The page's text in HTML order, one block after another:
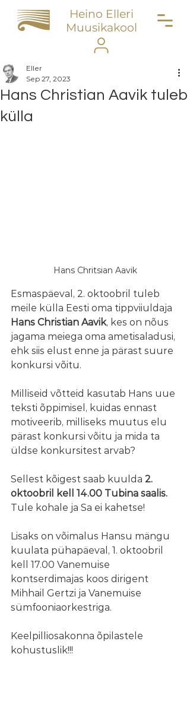
Heino Elleri
Muusikakool
Hans Christian Aavik tuleb
külla
Eller
Sep 27, 2023
Hans Chritsian Aavik
Esmaspäeval, 2. oktoobril tuleb
meile külla Eesti oma tippviiuldaja
Hans Christian Aavik, kes on nõus
jagama meiega oma ametisaladusi,
ehk siis elust enne ja pärast suure
konkursi võitu.
Milliseid võtteid kasutab Hans uue
teksti õppimisel, kuidas ennast
motiveerib, milliseks muutus elu
pärast konkursi võitu ja mida ta
üldse konkursitest arvab?
Sellest kõigest saab kuulda 2.
oktoobril kell 14.00 Tubina saalis.
Tule kohale ja Sa ei kahetse!
Lisaks on võimalus Hansu mängu
kuulata pühapäeval, 1. oktoobril
kell 17.00 Vanemuise
kontserdimajas koos dirigent
Mihhail Gertzi ja Vanemuise
sümfooniaorkestriga.
Keelpilliosakonna õpilastele
kohustuslik!!!